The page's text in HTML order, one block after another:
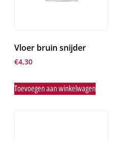
Vloer bruin snijder
€4,30
Toevoegen aan winkelwagen